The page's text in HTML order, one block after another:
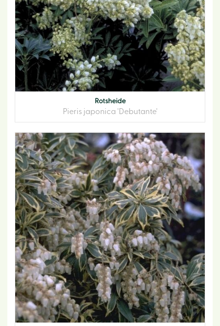
Rotsheide
Pieris japonica 'Debutante'